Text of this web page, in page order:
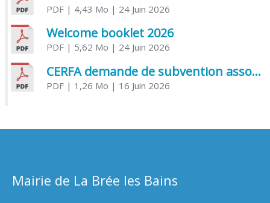
PDF| 4,43 Mo | 24 Juin 2026
Welcome booklet 2026
PDF| 5,62 Mo | 24 Juin 2026
CERFA demande de subvention association
PDF| 1,26 Mo | 16 Juin 2026
Mairie de La Brée les Bains